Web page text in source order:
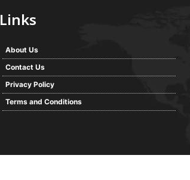
Links
About Us
Contact Us
Privacy Policy
Terms and Conditions